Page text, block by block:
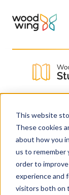
This website
These cookies
about how you
us to remember
order to
experience and
visitors both on
WoodWing Studio